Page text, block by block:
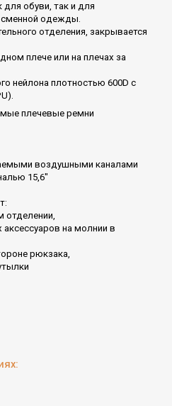
обуви, так и для
одежды.
отделения, закрывается
плече или на плечах за
нейлона плотностью 600D с
плечевые ремни
воздушными каналами
15,6"
отделении,
на молнии в
рюкзака,